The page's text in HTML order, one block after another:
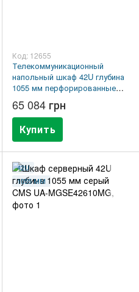
Код: 12655
Телекоммуникационный
напольный шкаф 42U глубина
1055 мм перфорированные
двери (66%) черный UA-
MGSE42810PB
65 084 грн
Купить
42U
1055 ММ